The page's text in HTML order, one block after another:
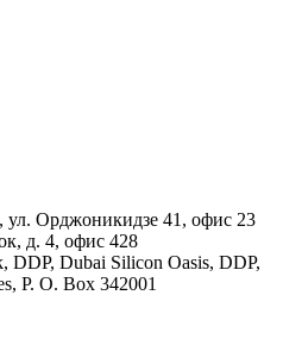
ул. Орджоникидзе 41, офис 23
д. 4, офис 428
DDP, Dubai Silicon Oasis, DDP,
P. O. Box 342001